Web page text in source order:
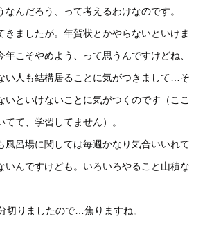
なんだろう、って考えるわけなのです。
きましたが。年賀状とかやらないといけま
こそやめよう、って思うんですけどね、
い人も結構居ることに気がつきまして…そ
いといけないことに気がつくのです（ここ
て、学習してません）。
呂場に関しては毎週かなり気合いいれて
いんですけども。いろいろやること山積な
切りましたので…焦りますね。